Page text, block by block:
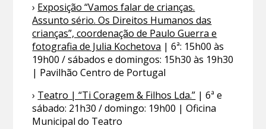
› Exposição “Vamos falar de crianças.
Assunto sério. Os Direitos Humanos das
crianças”, coordenação de Paulo Guerra e
fotografia de Julia Kochetova | 6ª: 15h00 às
19h00 / sábados e domingos: 15h30 às 19h30
| Pavilhão Centro de Portugal
› Teatro | “Ti Coragem & Filhos Lda.” | 6ª e
sábado: 21h30 / domingo: 19h00 | Oficina
Municipal do Teatro